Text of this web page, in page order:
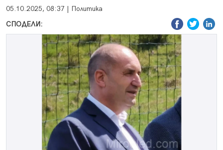
05.10.2025, 08:37 | Политика
СПОДЕЛИ: